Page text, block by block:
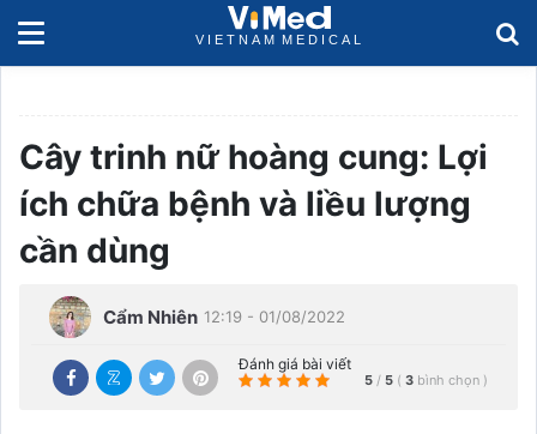
Cây trinh nữ hoàng cung: Lợi
ích chữa bệnh và liều lượng
cần dùng
Cẩm Nhiên 12:19 - 01/08/2022
Đánh giá bài viết
5 / 5 ( 3 bình chọn )